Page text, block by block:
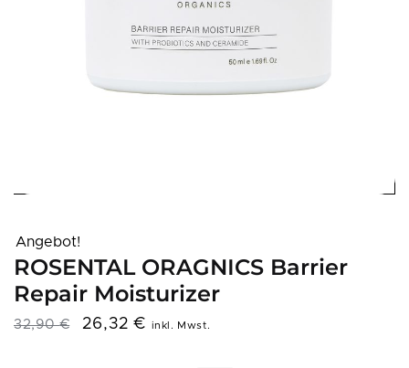
Angebot!
ROSENTAL ORAGNICS Barrier
Repair Moisturizer
32,90€ 26,32€ inkl. Mwst.